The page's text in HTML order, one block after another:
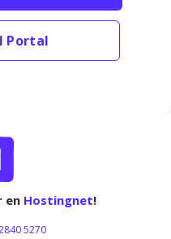
Portal
en Hostingnet!
5270